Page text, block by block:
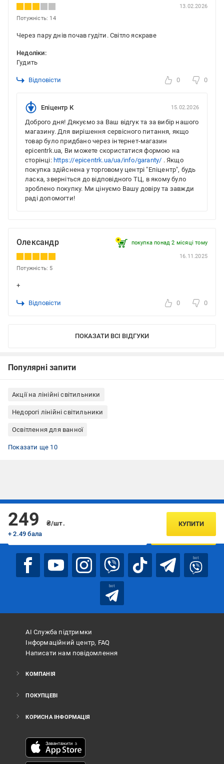
13.02.2026
Потужність: 14
Через пару днів почав гудіти. Світло яскраве
Недоліки:
Гудить
Відповісти 0 0
Епіцентр К 15.02.2026
Доброго дня! Дякуємо за Ваш відгук та за вибір нашого
магазину. Для вирішення сервісного питання, якщо
товар було придбано через інтернет-магазин
epicentrk.ua, Ви можете скористатися формою на
сторінці: https://epicentrk.ua/ua/info/garanty/ . Якщо
покупка здійснена у торговому центрі "Епіцентр", будь
ласка, зверніться до відповідного ТЦ, в якому було
зроблено покупку. Ми цінуємо Вашу довіру та завжди
раді допомогти!
Олександр покупка понад 2 місяці тому
16.11.2025
Потужність: 5
+
Відповісти 0 0
ПОКАЗАТИ ВСІ ВІДГУКИ
Популярні запити
Акції на лінійні світильники
Недорогі лінійні світильники
Освітлення для ванної
Освітлення для кухні
Світильники
Лінійні світильники з вбудованими світлодіодами
Лінійні світильники для коридора
Лінійні світильники для кухні
Лінійні світильники для передпокою
Лінійні світильники для магазину
Лінійні світильники для офісу
Лінійні світильники для гаража
Линейные светильники Expert
Показати ще 10
249
₴/шт.
+ 2.49 бала
КУПИТИ
Підписуйтесь, щоб дізнаватись першим про акції та пропозиції
ПІДПИСАТИСЯ
bot
bot
АІ Служба підтримки
Інформаційний центр, FAQ
Написати нам повідомлення
КОМПАНІЯ
ПОКУПЦЕВІ
КОРИСНА ІНФОРМАЦІЯ